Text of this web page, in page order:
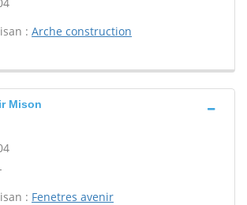
: Arche construction
Mison
: Fenetres avenir